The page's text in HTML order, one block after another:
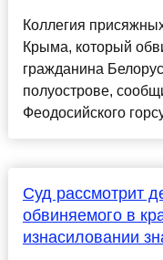
Коллегия
Крыма, который
гражданина
полуострове,
Феодосийского
Суд рассмотрит
обвиняемого в
изнасиловании